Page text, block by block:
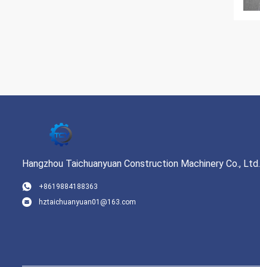
Hangzhou Taichuanyuan Construction Machinery Co., Ltd.
+8619884188363
hztaichuanyuan01@163.com